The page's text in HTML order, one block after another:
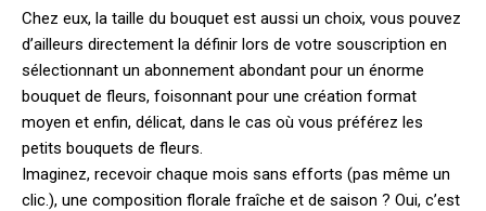
Chez eux, la taille du bouquet est aussi un choix, vous pouvez
d’ailleurs directement la définir lors de votre souscription en
sélectionnant un abonnement abondant pour un énorme
bouquet de fleurs, foisonnant pour une création format
moyen et enfin, délicat, dans le cas où vous préférez les
petits bouquets de fleurs.
Imaginez, recevoir chaque mois sans efforts (pas même un
clic.), une composition florale fraîche et de saison ? Oui, c’est